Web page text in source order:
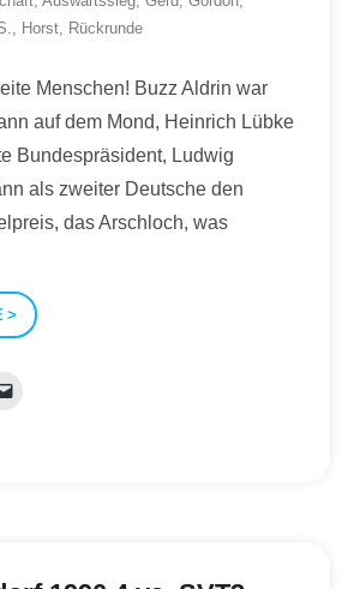
, Horst, Rückrunde
Menschen! Buzz Aldrin war
auf dem Mond, Heinrich Lübke
Bundespräsident, Ludwig
als zweiter Deutsche den
das Arschloch, was